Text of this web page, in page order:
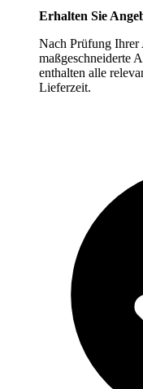
Erhalten Sie
Nach Prüfung Ihrer
maßgeschneiderte
enthalten alle
Lieferzeit.